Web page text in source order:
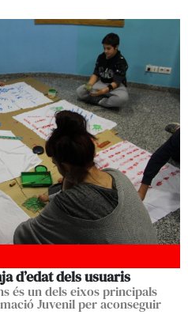
d’edat dels usuaris
és un dels eixos principals
Juvenil per aconseguir